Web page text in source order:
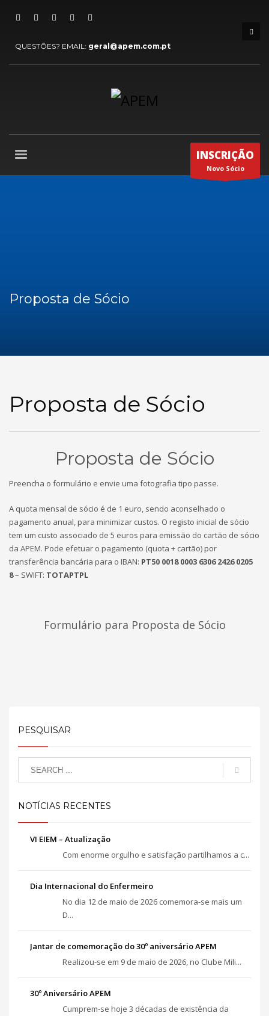
QUESTÕES? EMAIL: geral@apem.com.pt
INSCRIÇÃO
Novo Sócio
Proposta de Sócio
Proposta de Sócio
Proposta de Sócio
Preencha o formulário e envie uma fotografia tipo passe.
A quota mensal de sócio é de 1 euro, sendo aconselhado o
pagamento anual, para minimizar custos. O registo inicial de sócio
tem um custo associado de 5 euros para emissão do cartão de sócio
da APEM. Pode efetuar o pagamento (quota + cartão) por
transferência bancária para o IBAN: PT50 0018 0003 6306 2426 0205
8– SWIFT: TOTAPTPL
Formulário para Proposta de Sócio
PESQUISAR
NOTÍCIAS RECENTES
VI EIEM – Atualização
Com enorme orgulho e satisfação partilhamos a c...
Dia Internacional do Enfermeiro
No dia 12 de maio de 2026 comemora-se mais um
D...
Jantar de comemoração do 30º aniversário APEM
Realizou-se em 9 de maio de 2026, no Clube Mili...
30º Aniversário APEM
Cumprem-se hoje 3 décadas de existência da